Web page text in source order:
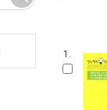
1.